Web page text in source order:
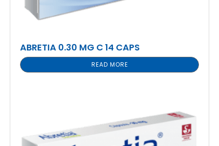
ABRETIA 0.30 MG C 14 CAPS
READ MORE